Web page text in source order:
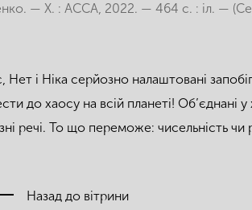
— Х. : АССА, 2022. — 464 с. : іл. —
Нет і Ніка серйозно налаштовані
до хаосу на всій планеті! Об’єднані
речі. То що переможе: чисельність чи
Назад до вітрини